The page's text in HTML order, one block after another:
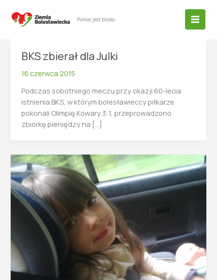
Pomoc jest blisko.
BKS zbierał dla Julki
16 czerwca 2015
Podczas sobotniego meczu przy okazji 60-lecia
istnienia BKS, w którym bolesławieccy piłkarze
pokonali Olimpię Kowary 3:1, przeprowadzono
zbiórkę pieniędzy na […]